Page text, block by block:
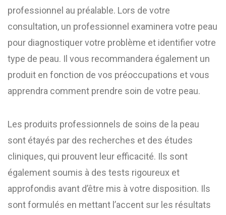
professionnel au préalable. Lors de votre
consultation, un professionnel examinera votre peau
pour diagnostiquer votre problème et identifier votre
type de peau. Il vous recommandera également un
produit en fonction de vos préoccupations et vous
apprendra comment prendre soin de votre peau.
Les produits professionnels de soins de la peau
sont étayés par des recherches et des études
cliniques, qui prouvent leur efficacité. Ils sont
également soumis à des tests rigoureux et
approfondis avant d’être mis à votre disposition. Ils
sont formulés en mettant l’accent sur les résultats